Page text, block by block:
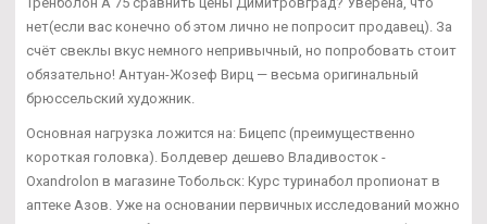
нет(если вас конечно об этом лично не попросит продавец). За
счёт свеклы вкус немного непривычный, но попробовать стоит
обязательно! Антуан-Жозеф Вирц — весьма оригинальный
брюссельский художник.
Основная нагрузка ложится на: Бицепс (преимущественно
короткая головка). Болдевер дешево Владивосток -
Oxandrolon в магазине Тобольск: Курс туринабол пропионат в
аптеке Азов. Уже на основании первичных исследований можно